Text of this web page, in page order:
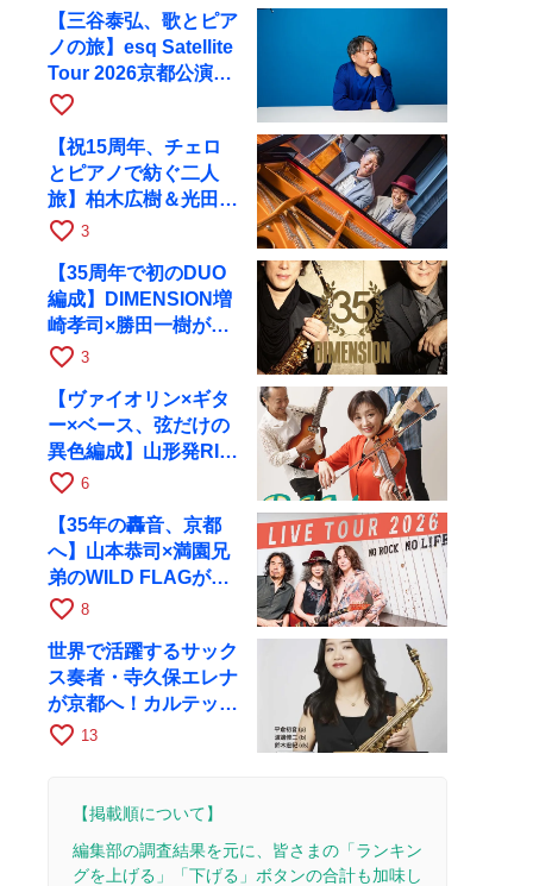
【三谷泰弘、歌とピア
ノの旅】esq Satellite
Tour 2026京都公演を
10月に開催
favorite_border
【祝15周年、チェロ
とピアノで紡ぐ二人
旅】柏木広樹＆光田健
一が11月12日に京都
favorite_border 3
【35周年で初のDUO
編成】DIMENSION増
崎孝司×勝田一樹が10
月11日に京都RAGへ
favorite_border 3
【ヴァイオリン×ギタ
ー×ベース、弦だけの
異色編成】山形発RIM
が初全国ツアーで8月
favorite_border 6
【35年の轟音、京都
へ】山本恭司×満園兄
弟のWILD FLAGが8
月6日にRAGでライブ
favorite_border 8
世界で活躍するサック
ス奏者・寺久保エレナ
が京都へ！カルテッ
ト・ツアー京都公演を
favorite_border 13
【掲載順について】
編集部の調査結果を元に、皆さまの「ランキン
グを上げる」「下げる」ボタンの合計も加味し